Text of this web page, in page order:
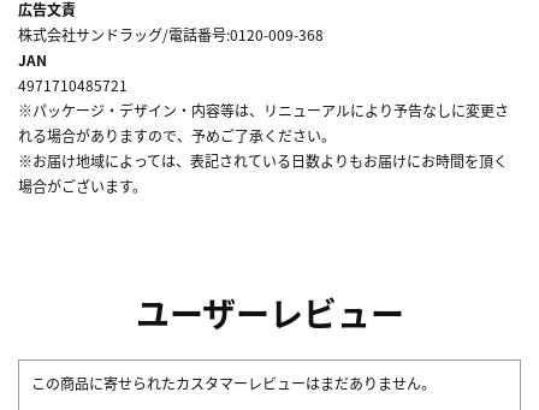
広告文責
株式会社サンドラッグ/電話番号:0120-009-368
JAN
4971710485721
※パッケージ・デザイン・内容等は、リニューアルにより予告なしに変更さ
れる場合がありますので、予めご了承ください。
※お届け地域によっては、表記されている日数よりもお届けにお時間を頂く
場合がございます。
ユーザーレビュー
この商品に寄せられたカスタマーレビューはまだありません。